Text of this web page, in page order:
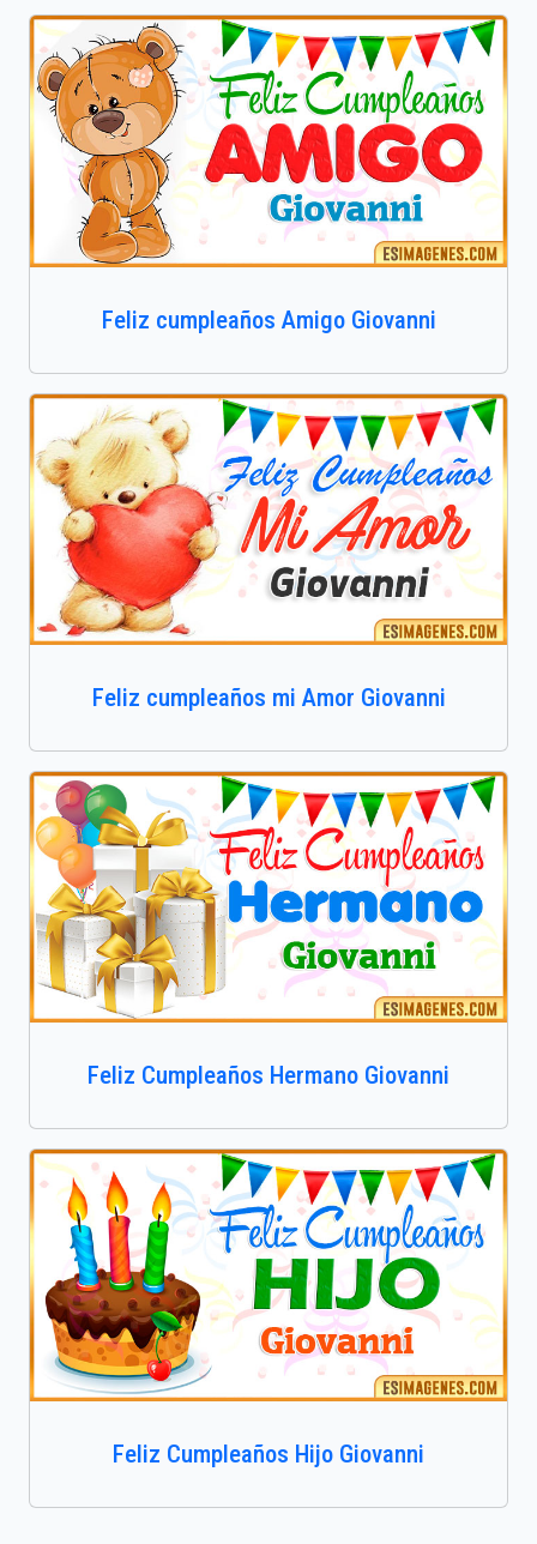
Feliz cumpleaños Amigo Giovanni
Feliz cumpleaños mi Amor Giovanni
Feliz Cumpleaños Hermano Giovanni
Feliz Cumpleaños Hijo Giovanni